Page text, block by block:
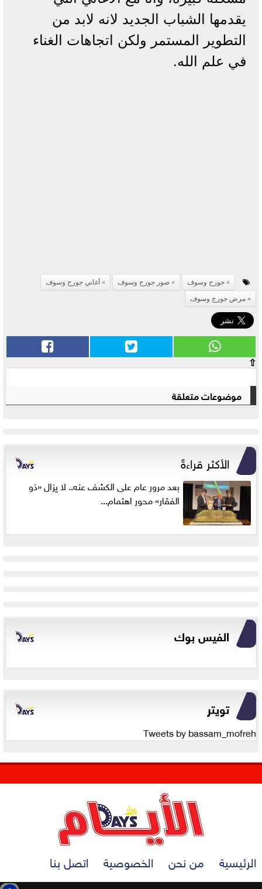
يقدمها الشباب الجديد لانه لابد من
التطوير المستمر ولكن اتجاهات الغناء
في علم الله.
جورج وسوف صور جورج وسوف
أغاني جورج وسوف
مرض جورج وسوف
⇧
موضوعات متعلقة
الأكثر قراءةً
بعد مرور عام على الكشف عنه.. لا يزال «ذو
الفقار» محور اهتمام...
الفيس بوك
تويتر
Tweets by bassam_mofreh
الرئيسية من نحن الخصوصية
اتصل بنا